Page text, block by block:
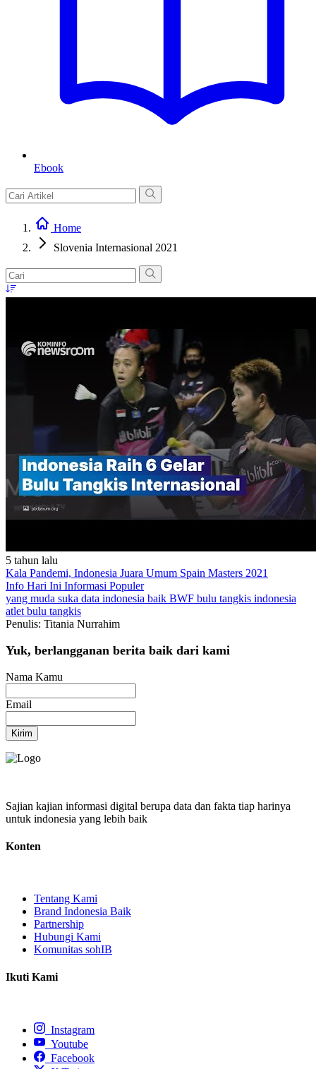
Ebook
Home
Slovenia Internasional 2021
5 tahun lalu
Kala Pandemi, Indonesia Juara Umum Spain Masters 2021
Info Hari Ini Informasi Populer
yang muda suka data indonesia baik BWF bulu tangkis indonesia
atlet bulu tangkis
Penulis: Titania Nurrahim
Yuk, berlangganan berita baik dari kami
Nama Kamu
Email
Kirim
Sajian kajian informasi digital berupa data dan fakta tiap harinya
untuk indonesia yang lebih baik
Konten
Tentang Kami
Brand Indonesia Baik
Partnership
Hubungi Kami
Komunitas sohIB
Ikuti Kami
Instagram
Youtube
Facebook